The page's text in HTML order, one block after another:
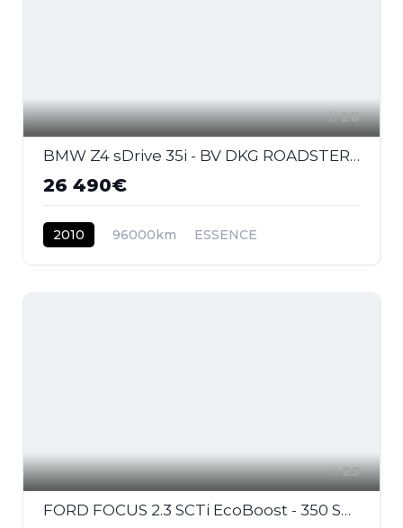
28
BMW Z4 sDrive 35i - BV DKG ROADSTER E89 Sport Design PHASE 1
26 490€
2010 96000km ESSENCE
23
FORD FOCUS 2.3 SCTi EcoBoost - 350 S&S III 2011 BERLINE RS Last Edition PHASE 2